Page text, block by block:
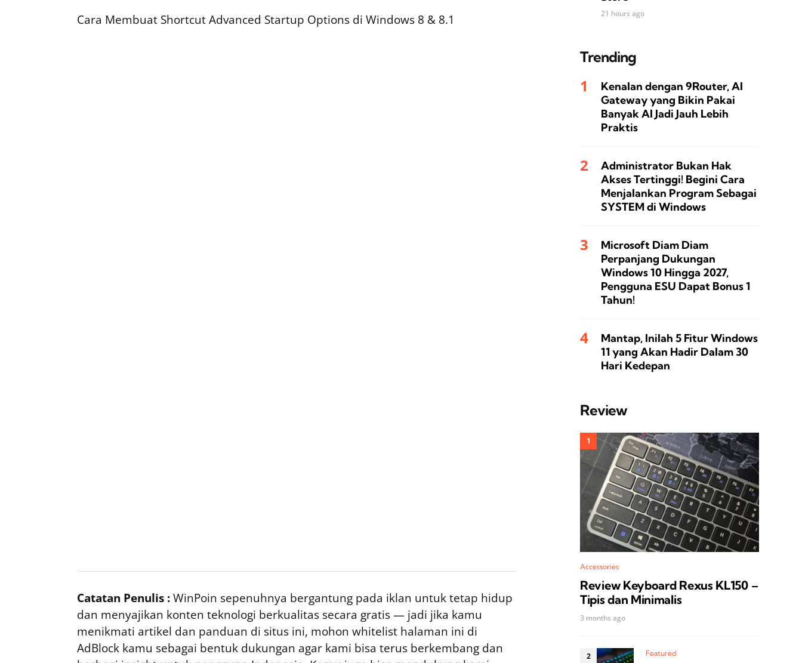
Cara Membuat Shortcut Advanced Startup Options di Windows 8 & 8.1
Catatan Penulis :WinPoin sepenuhnya bergantung pada iklan untuk tetap hidup
dan menyajikan konten teknologi berkualitas secara gratis — jadi jika kamu
menikmati artikel dan panduan di situs ini, mohon whitelist halaman ini di
AdBlock kamu sebagai bentuk dukungan agar kami bisa terus berkembang dan
21 hours ago
Trending
Kenalan dengan 9Router, AI
Gateway yang Bikin Pakai
Banyak AI Jadi Jauh Lebih
Praktis
Administrator Bukan Hak
Akses Tertinggi! Begini Cara
Menjalankan Program Sebagai
SYSTEM di Windows
Microsoft Diam Diam
Perpanjang Dukungan
Windows 10 Hingga 2027,
Pengguna ESU Dapat Bonus 1
Tahun!
Mantap, Inilah 5 Fitur Windows
11 yang Akan Hadir Dalam 30
Hari Kedepan
Review
Accessories
Review Keyboard Rexus KL150 –
Tipis dan Minimalis
3 months ago
Featured